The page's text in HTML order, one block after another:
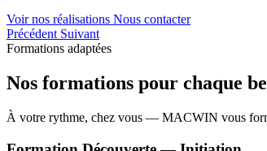
Voir nos réalisations Nous contacter
Précédent Suivant
Formations adaptées
Nos formations pour chaque
À votre rythme, chez vous — MACWIN vous